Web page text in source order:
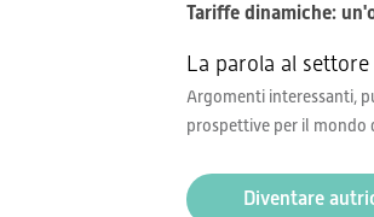
Tariffe dinamiche:
La parola al settore
Argomenti interessanti,
prospettive per il mondo
Diventare